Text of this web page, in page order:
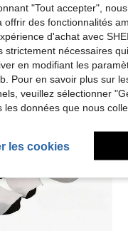
"Tout accepter",
offrir des fonctionnalités
d'achat avec
strictement nécessaires
en modifiant les
Pour en savoir plus sur
veuillez sélectionner
les données que nous
les cookies